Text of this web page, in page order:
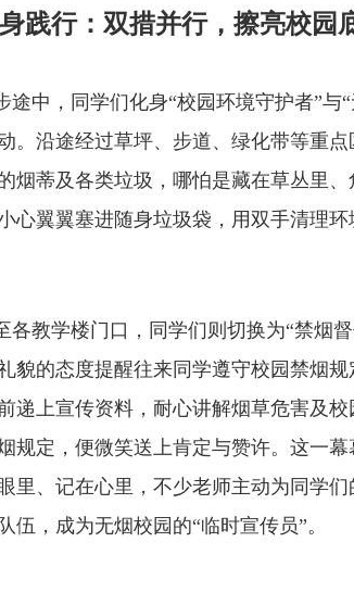
践行：双措并行，擦亮校园
途中，同学们化身“校园环境守护者”与“
。沿途经过草坪、步道、绿化带等重
烟蒂及各类垃圾，哪怕是藏在草丛里
心翼翼塞进随身垃圾袋，用双手清理环
各教学楼门口，同学们则切换为“禁烟
貌的态度提醒往来同学遵守校园禁烟规
递上宣传资料，耐心讲解烟草危害及
规定，便微笑送上肯定与赞许。这一
里、记在心里，不少老师主动为同学
伍，成为无烟校园的“临时宣传员”。